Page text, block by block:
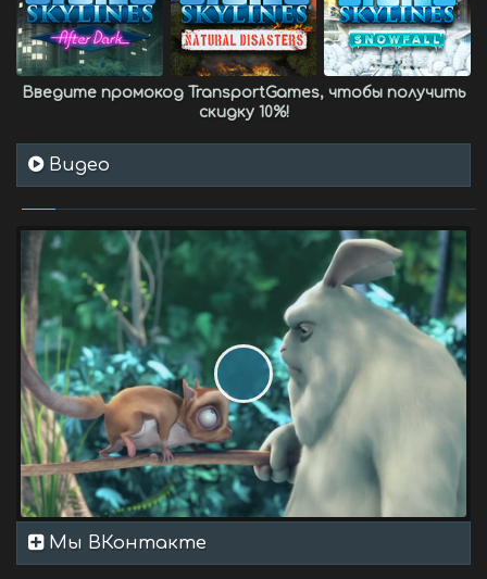
Введите промокод TransportGames, чтобы получить
скидку 10%!
Видео
Мы ВКонтакте